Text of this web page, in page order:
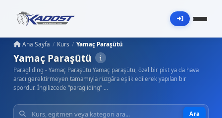
Ana Sayfa Kurs Yamaç Paraşütü
Yamaç Paraşütü
Paragliding - Yamaç Paraşütü Yamaç paraşütü, özel bir pist ya da hava
aracı gerektirmeyen tamamıyla rüzgâra eşlik edilerek yapılan bir
spordur. İngilizcede “paragliding” …
Ara